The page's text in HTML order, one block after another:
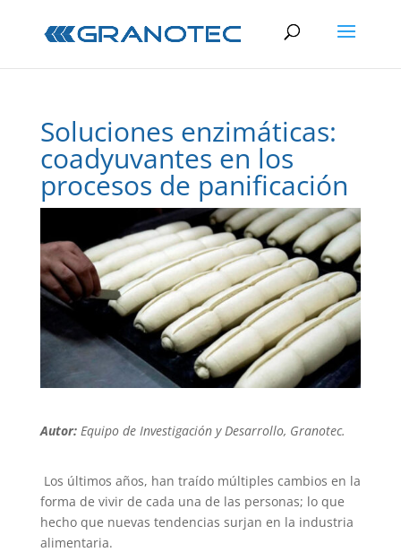
Soluciones enzimáticas:
coadyuvantes en los
procesos de panificación
Autor:Equipo de Investigación y Desarrollo, Granotec.
Los últimos años, han traído múltiples cambios en la
forma de vivir de cada una de las personas; lo que
hecho que nuevas tendencias surjan en la industria
alimentaria.